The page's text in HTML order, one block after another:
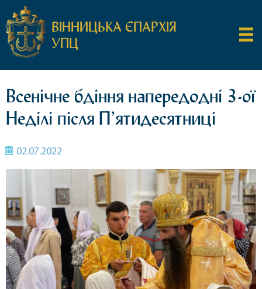
ВІННИЦЬКА ЄПАРХІЯ
УПЦ
Всенічне бдіння напередодні 3-ої
Неділі після П’ятидесятниці
02.07.2022